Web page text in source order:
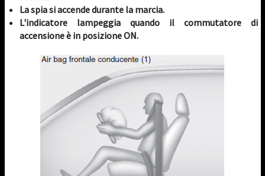
La spia si accende durante la marcia.
L'indicatore lampeggia quando il commutatore di
accensione è in posizione ON.